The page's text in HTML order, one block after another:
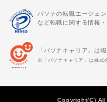
パソナの転職エージェ
など転職に関する情報
「パソナキャリア」は
※「パソナキャリア」は株式
Copyright(C)